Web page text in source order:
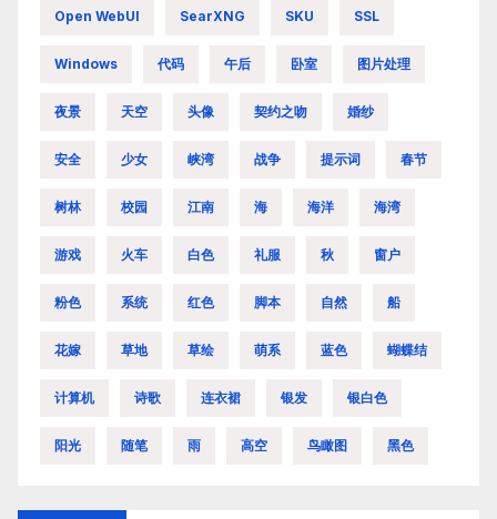
Open WebUI SearXNG SKU SSL
Windows 代码 午后 卧室 图片处理
夜景 天空 头像 契约之吻 婚纱
安全 少女 峡湾 战争 提示词 春节
树林 校园 江南 海 海洋 海湾
游戏 火车 白色 礼服 秋 窗户
粉色 系统 红色 脚本 自然 船
花嫁 草地 草绘 萌系 蓝色 蝴蝶结
计算机 诗歌 连衣裙 银发 银白色
阳光 随笔 雨 高空 鸟瞰图 黑色